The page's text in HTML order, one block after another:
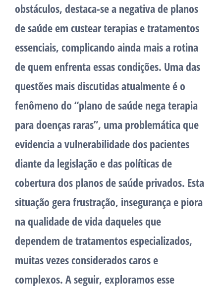
obstáculos, destaca-se a negativa de planos
de saúde em custear terapias e tratamentos
essenciais, complicando ainda mais a rotina
de quem enfrenta essas condições. Uma das
questões mais discutidas atualmente é o
fenômeno do “plano de saúde nega terapia
para doenças raras”, uma problemática que
evidencia a vulnerabilidade dos pacientes
diante da legislação e das políticas de
cobertura dos planos de saúde privados. Esta
situação gera frustração, insegurança e piora
na qualidade de vida daqueles que
dependem de tratamentos especializados,
muitas vezes considerados caros e
complexos. A seguir, exploramos esse